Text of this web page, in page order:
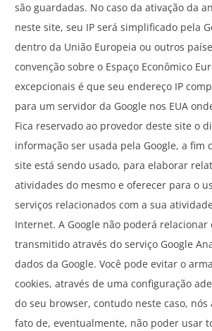
são guardadas. No caso da ativação da
neste site, seu IP será simplificado pela
dentro da União Europeia ou outros
convenção sobre o Espaço Econômico
excepcionais é que seu endereço IP
para um servidor da Google nos EUA
Fica reservado ao provedor deste site o
informação ser usada pela Google, a fim
site está sendo usado, para elaborar
atividades do mesmo e oferecer para o
serviços relacionados com a sua
Internet. A Google não poderá relacionar
transmitido através do serviço Google
dados da Google. Você pode evitar o
cookies, através de uma configuração
do seu browser, contudo neste caso,
fato de, eventualmente, não poder usar